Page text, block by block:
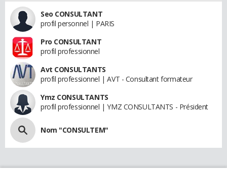
Seo CONSULTANT
profil personnel | PARIS
Pro CONSULTANT
profil professionnel
Avt CONSULTANTS
profil professionnel | AVT - Consultant formateur
Ymz CONSULTANTS
profil professionnel | YMZ CONSULTANTS - Président
Nom "CONSULTEM"